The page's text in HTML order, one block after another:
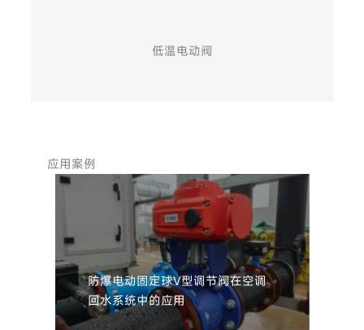
低温电动阀
应用案例
防爆电动固定球V型调节阀在空调
回水系统中的应用